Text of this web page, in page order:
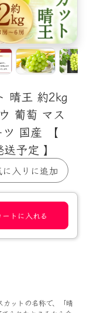
晴王 約2kg
葡萄 マス
国産 【
予定 】
に入りに追加
トに入れる
カットの名称で、「晴